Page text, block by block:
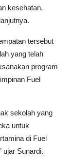
kesehatan,
tersebut
yang telah
program
Fuel
sekolah yang
untuk
di Fuel
ujar Sunardi.